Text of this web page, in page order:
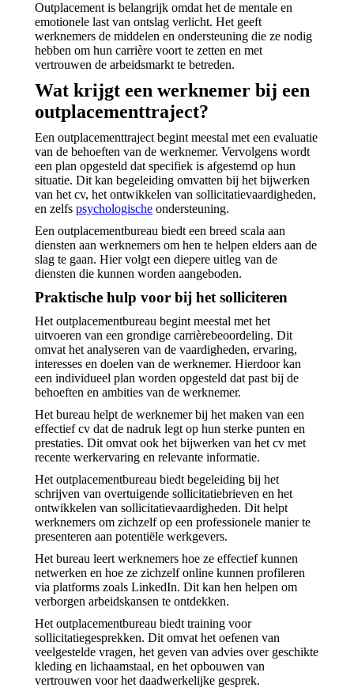
Outplacement is belangrijk omdat het de mentale en
emotionele last van ontslag verlicht. Het geeft
werknemers de middelen en ondersteuning die ze nodig
hebben om hun carrière voort te zetten en met
vertrouwen de arbeidsmarkt te betreden.
Wat krijgt een werknemer bij een
outplacementtraject?
Een outplacementtraject begint meestal met een evaluatie
van de behoeften van de werknemer. Vervolgens wordt
een plan opgesteld dat specifiek is afgestemd op hun
situatie. Dit kan begeleiding omvatten bij het bijwerken
van het cv, het ontwikkelen van sollicitatievaardigheden,
en zelfs psychologische ondersteuning.
Een outplacementbureau biedt een breed scala aan
diensten aan werknemers om hen te helpen elders aan de
slag te gaan. Hier volgt een diepere uitleg van de
diensten die kunnen worden aangeboden.
Praktische hulp voor bij het solliciteren
Het outplacementbureau begint meestal met het
uitvoeren van een grondige carrièrebeoordeling. Dit
omvat het analyseren van de vaardigheden, ervaring,
interesses en doelen van de werknemer. Hierdoor kan
een individueel plan worden opgesteld dat past bij de
behoeften en ambities van de werknemer.
Het bureau helpt de werknemer bij het maken van een
effectief cv dat de nadruk legt op hun sterke punten en
prestaties. Dit omvat ook het bijwerken van het cv met
recente werkervaring en relevante informatie.
Het outplacementbureau biedt begeleiding bij het
schrijven van overtuigende sollicitatiebrieven en het
ontwikkelen van sollicitatievaardigheden. Dit helpt
werknemers om zichzelf op een professionele manier te
presenteren aan potentiële werkgevers.
Het bureau leert werknemers hoe ze effectief kunnen
netwerken en hoe ze zichzelf online kunnen profileren
via platforms zoals LinkedIn. Dit kan hen helpen om
verborgen arbeidskansen te ontdekken.
Het outplacementbureau biedt training voor
sollicitatiegesprekken. Dit omvat het oefenen van
veelgestelde vragen, het geven van advies over geschikte
kleding en lichaamstaal, en het opbouwen van
vertrouwen voor het daadwerkelijke gesprek.